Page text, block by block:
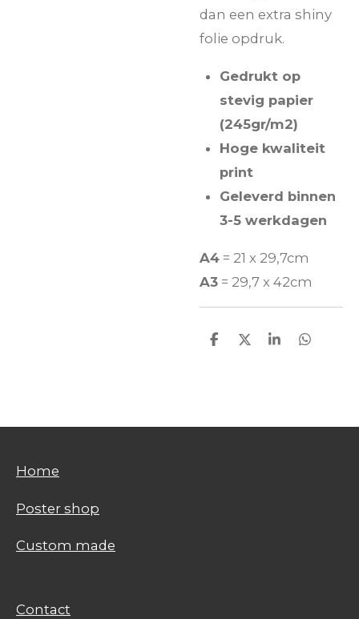
dan een extra shiny
folie opdruk.
Gedrukt op
stevig papier
(245gr/m2)
Hoge kwaliteit
print
Geleverd binnen
3-5 werkdagen
A4 = 21 x 29,7cm
A3 = 29,7 x 42cm
D
D
S
D
Home
Poster shop
Custom made
Contact